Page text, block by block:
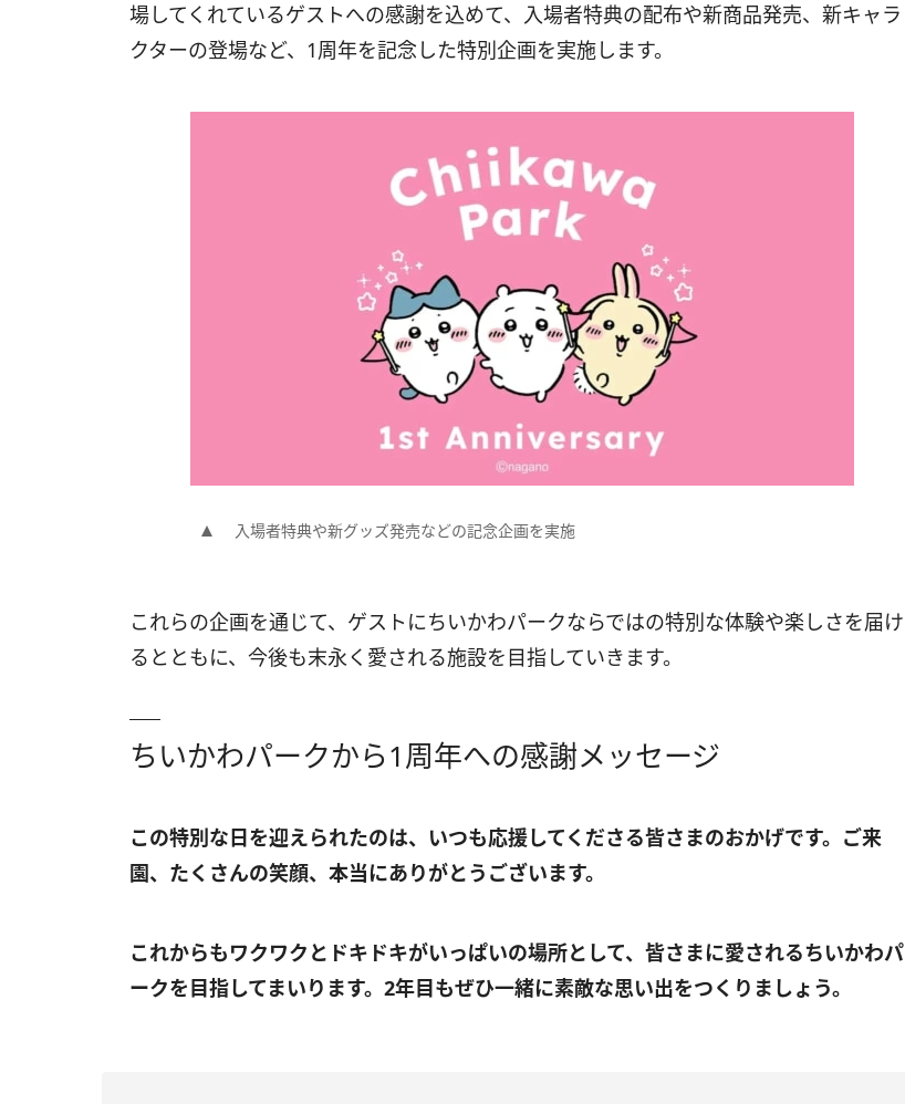
場してくれているゲストへの感謝を込めて、入場者特典の配布や新商品発売、新キャラ
クターの登場など、1周年を記念した特別企画を実施します。
入場者特典や新グッズ発売などの記念企画を実施
これらの企画を通じて、ゲストにちいかわパークならではの特別な体験や楽しさを届け
るとともに、今後も末永く愛される施設を目指していきます。
ちいかわパークから1周年への感謝メッセージ
この特別な日を迎えられたのは、いつも応援してくださる皆さまのおかげです。ご来
園、たくさんの笑顔、本当にありがとうございます。
これからもワクワクとドキドキがいっぱいの場所として、皆さまに愛されるちいかわパ
ークを目指してまいります。2年目もぜひ一緒に素敵な思い出をつくりましょう。